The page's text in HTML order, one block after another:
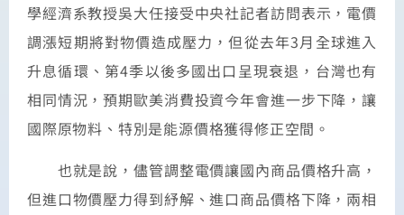
學經濟系教授吳大任接受中央社記者訪問表示，電價
調漲短期將對物價造成壓力，但從去年3月全球進入
升息循環、第4季以後多國出口呈現衰退，台灣也有
相同情況，預期歐美消費投資今年會進一步下降，讓
國際原物料、特別是能源價格獲得修正空間。
也就是說，儘管調整電價讓國內商品價格升高，
但進口物價壓力得到紓解、進口商品價格下降，兩相